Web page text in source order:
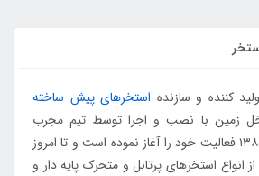
کننده و سازنده استخرهای پیش ساخته
زمین با نصب و اجرا توسط تیم مجرب
میباشد که از سال ۱۳۸۵ فعالیت خود را آغاز نموده است و تا امروز
نمونه از انواع استخرهای پرتابل و متحرک پایه دار و